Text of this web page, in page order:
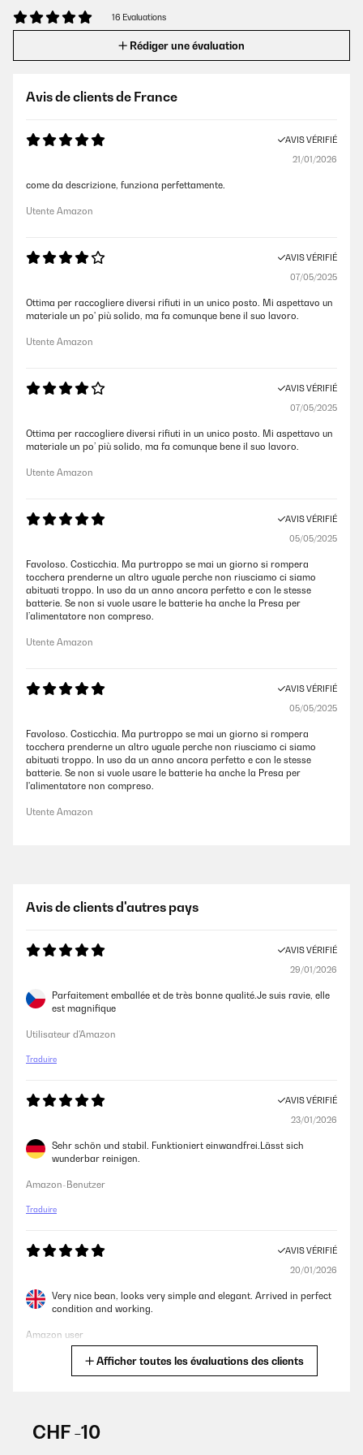
16 Evaluations
Rédiger une évaluation
Avis de clients de France
AVIS VÉRIFIÉ
21/01/2026
come da descrizione, funziona perfettamente.
Utente Amazon
AVIS VÉRIFIÉ
07/05/2025
Ottima per raccogliere diversi rifiuti in un unico posto. Mi aspettavo un
materiale un po' più solido, ma fa comunque bene il suo lavoro.
Utente Amazon
AVIS VÉRIFIÉ
07/05/2025
Ottima per raccogliere diversi rifiuti in un unico posto. Mi aspettavo un
materiale un po’ più solido, ma fa comunque bene il suo lavoro.
Utente Amazon
AVIS VÉRIFIÉ
05/05/2025
Favoloso. Costicchia. Ma purtroppo se mai un giorno si rompera
tocchera prenderne un altro uguale perche non riusciamo ci siamo
abituati troppo. In uso da un anno ancora perfetto e con le stesse
batterie. Se non si vuole usare le batterie ha anche la Presa per
l’alimentatore non compreso.
Utente Amazon
AVIS VÉRIFIÉ
05/05/2025
Favoloso. Costicchia. Ma purtroppo se mai un giorno si rompera
tocchera prenderne un altro uguale perche non riusciamo ci siamo
abituati troppo. In uso da un anno ancora perfetto e con le stesse
batterie. Se non si vuole usare le batterie ha anche la Presa per
l'alimentatore non compreso.
Utente Amazon
Avis de clients d'autres pays
AVIS VÉRIFIÉ
29/01/2026
Parfaitement emballée et de très bonne qualité.Je suis ravie, elle
est magnifique
Utilisateur d'Amazon
Traduire
AVIS VÉRIFIÉ
23/01/2026
Sehr schön und stabil. Funktioniert einwandfrei.Lässt sich
wunderbar reinigen.
Amazon-Benutzer
Traduire
AVIS VÉRIFIÉ
20/01/2026
Very nice bean, looks very simple and elegant. Arrived in perfect
condition and working.
Amazon user
Afficher toutes les évaluations des clients
CHF -10